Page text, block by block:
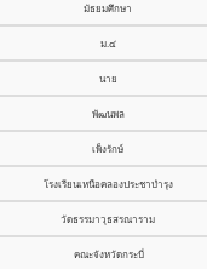
มัธยมศึกษา
ม.๔
นาย
พัฒนพล
เพ็งรักษ์
โรงเรียนเหนือคลองประชาบำรุง
วัดธรรมาวุธสรณาราม
คณะจังหวัดกระบี่